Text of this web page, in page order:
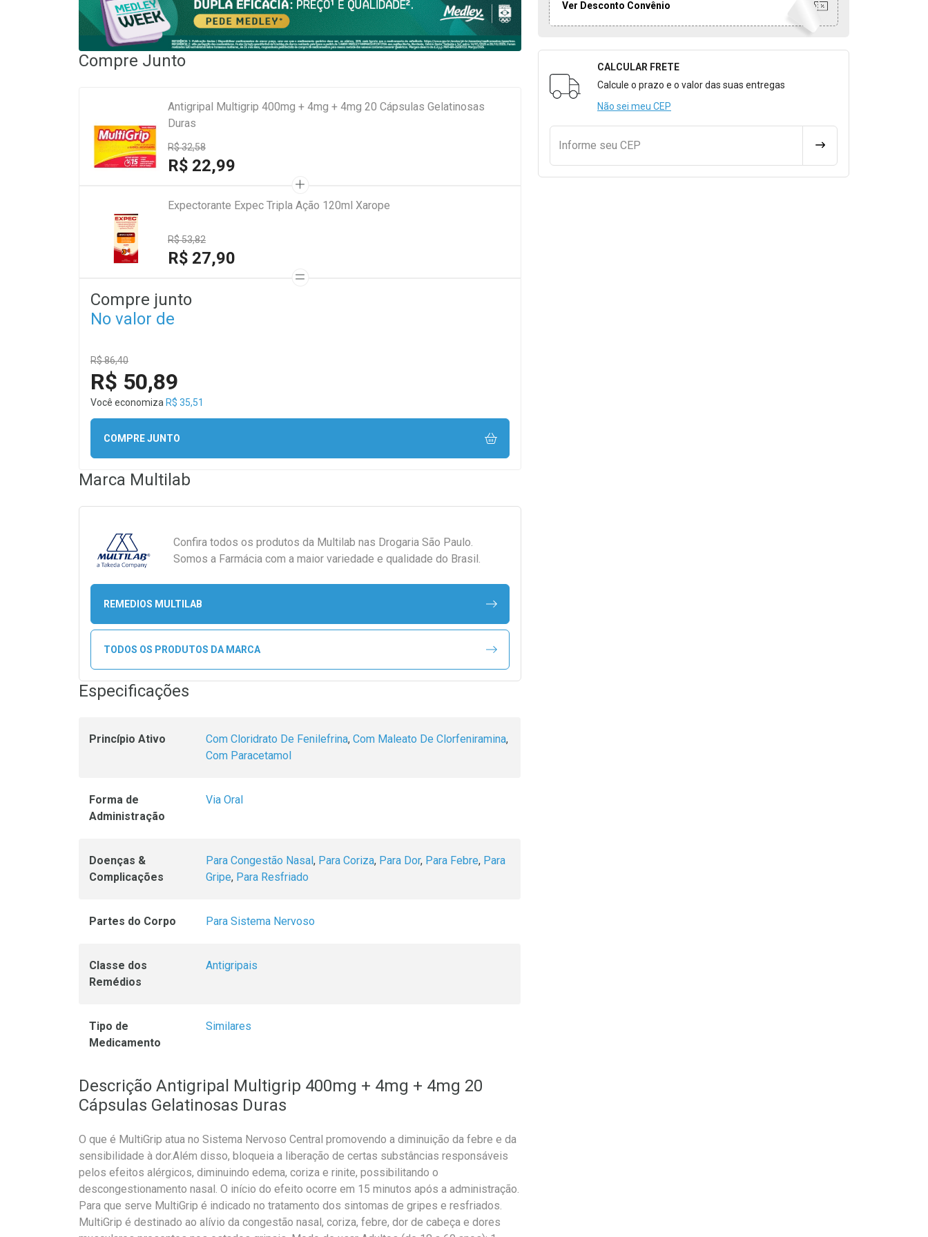
Ver Desconto Convênio
Formulário para Calcular o Frete
CALCULAR FRETE
Calcule o prazo e o valor das suas entregas
Não sei meu CEP
Informe seu CEP CALCULAR FRETE
Compre Junto
Antigripal Multigrip 400mg + 4mg + 4mg 20 Cápsulas Gelatinosas
Duras
R$ 32,58
R$ 22,99
Expectorante Expec Tripla Ação 120ml Xarope
R$ 53,82
R$ 27,90
Compre junto
No valor de
R$ 86,40
R$ 50,89
Você economiza R$ 35,51
COMPRE JUNTO
Marca Multilab
Confira todos os produtos da Multilab nas Drogaria São Paulo.
Somos a Farmácia com a maior variedade e qualidade do Brasil.
REMEDIOS MULTILAB
TODOS OS PRODUTOS DA MARCA
Especificações
Princípio Ativo Com Cloridrato De Fenilefrina, Com Maleato De Clorfeniramina,
Com Paracetamol
Forma de
Administração
Via Oral
Doenças &
Complicações
Para Congestão Nasal , Para Coriza, Para Dor, Para Febre, Para
Gripe, Para Resfriado
Partes do Corpo Para Sistema Nervoso
Classe dos
Remédios
Antigripais
Tipo de
Medicamento
Similares
Descrição Antigripal Multigrip 400mg + 4mg + 4mg 20
Cápsulas Gelatinosas Duras
O que é MultiGrip atua no Sistema Nervoso Central promovendo a diminuição da febre e da
sensibilidade à dor.Além disso, bloqueia a liberação de certas substâncias responsáveis
pelos efeitos alérgicos, diminuindo edema, coriza e rinite, possibilitando o
descongestionamento nasal. O início do efeito ocorre em 15 minutos após a administração.
Para que serve MultiGrip é indicado no tratamento dos sintomas de gripes e resfriados.
MultiGrip é destinado ao alívio da congestão nasal, coriza, febre, dor de cabeça e dores